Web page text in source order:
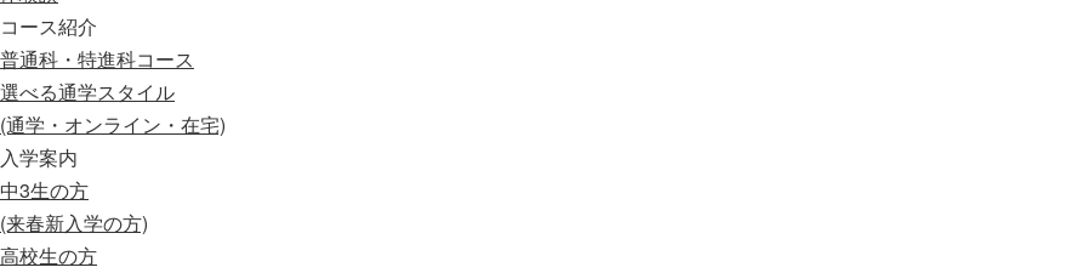
コース紹介
普通科・特進科コース
選べる通学スタイル
(通学・オンライン・在宅)
入学案内
中3生の方
(来春新入学の方)
高校生の方